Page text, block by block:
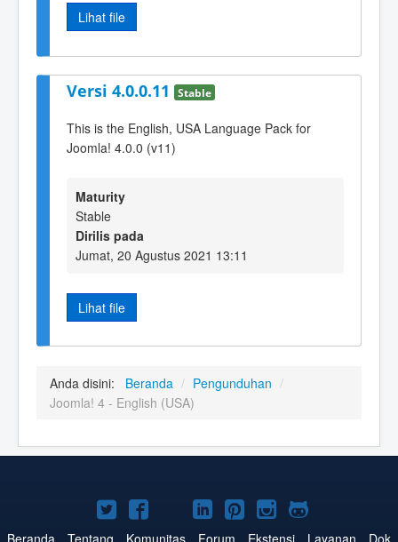
Lihat file
Versi 4.0.0.11 Stable
This is the English, USA Language Pack for
Joomla! 4.0.0 (v11)
Maturity
Stable
Dirilis pada
Jumat, 20 Agustus 2021 13:11
Lihat file
Anda disini: Beranda / Pengunduhan /
Joomla! 4 - English (USA)
Joomla!Joomla!Joomla!
Joomla!Joomla!
Joomla!Joomla!